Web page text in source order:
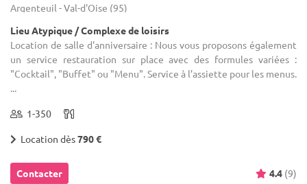
Argenteuil - Val-d'Oise (95)
Lieu Atypique / Complexe de loisirs
Location de salle d'anniversaire : Nous vous proposons également
un service restauration sur place avec des formules variées :
"Cocktail", "Buffet" ou "Menu". Service à l’assiette pour les menus.
...
1-350
Location dès790 €
Contacter 4.4 (9)